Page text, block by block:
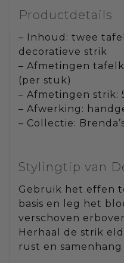
Productdetails
– Inhoud: twee
decoratieve strik
– Afmetingen
(per stuk)
– Afmetingen strik:
– Afwerking:
– Collectie:
Stylingtip van
Gebruik het effen
basis en leg het
verschoven
Herhaal de strik
rust en